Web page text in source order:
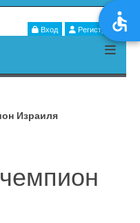
Вход Регистрация
Израиля